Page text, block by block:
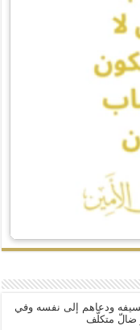
ودعاهم إلى نفسه وفي
ضالّ متكلّف